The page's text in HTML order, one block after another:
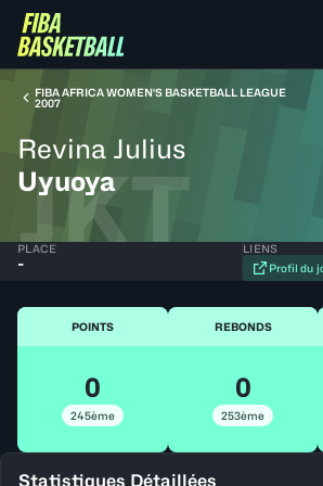
FIBA AFRICA WOMEN'S BASKETBALL LEAGUE
2007
Revina Julius
Uyuoya
JKT
PLACE
-
LIENS
Profil du
POINTS
0
245ème
REBONDS
0
253ème
Statistiques Détaillées